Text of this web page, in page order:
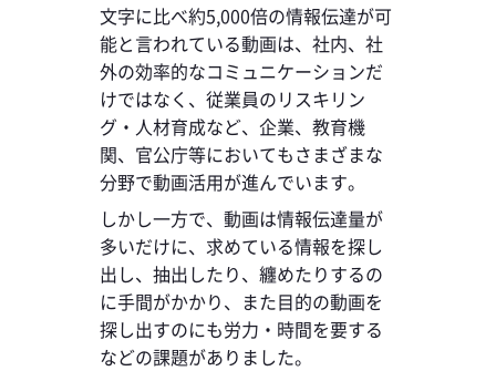
文字に比べ約5,000倍の情報伝達が可
能と言われている動画は、社内、社
外の効率的なコミュニケーションだ
けではなく、従業員のリスキリン
グ・人材育成など、企業、教育機
関、官公庁等においてもさまざまな
分野で動画活用が進んでいます。
しかし一方で、動画は情報伝達量が
多いだけに、求めている情報を探し
出し、抽出したり、纏めたりするの
に手間がかかり、また目的の動画を
探し出すのにも労力・時間を要する
などの課題がありました。